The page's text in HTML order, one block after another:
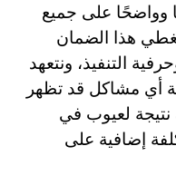
وواضحًا على جميع
هذا الضمان
التنفيذ، ونتعهد
أي مشاكل قد تظهر
نتيجة لعيوب في
إضافية على